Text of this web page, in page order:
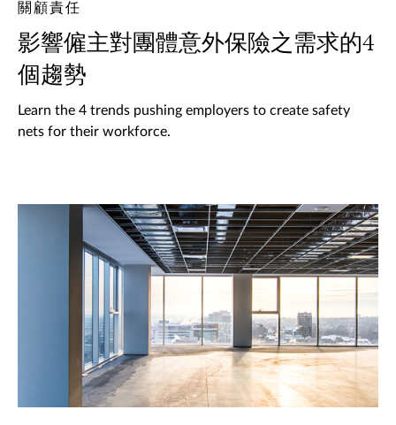
關顧責任
影響僱主對團體意外保險之需求的4
個趨勢
Learn the 4 trends pushing employers to create safety
nets for their workforce.